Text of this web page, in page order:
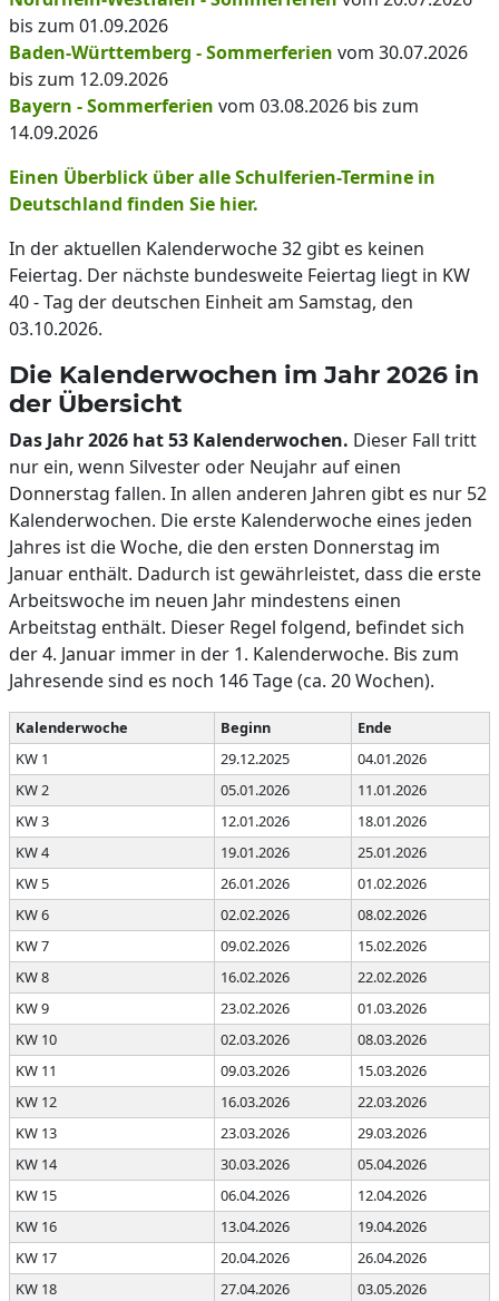
bis zum 01.09.2026
Baden-Württemberg - Sommerferien vom 30.07.2026
bis zum 12.09.2026
Bayern - Sommerferien vom 03.08.2026 bis zum
14.09.2026
Einen Überblick über alle Schulferien-Termine in
Deutschland finden Sie hier.
In der aktuellen Kalenderwoche 32 gibt es keinen
Feiertag. Der nächste bundesweite Feiertag liegt in KW
40 - Tag der deutschen Einheit am Samstag, den
03.10.2026.
Die Kalenderwochen im Jahr 2026 in
der Übersicht
Das Jahr 2026 hat 53 Kalenderwochen. Dieser Fall tritt
nur ein, wenn Silvester oder Neujahr auf einen
Donnerstag fallen. In allen anderen Jahren gibt es nur 52
Kalenderwochen. Die erste Kalenderwoche eines jeden
Jahres ist die Woche, die den ersten Donnerstag im
Januar enthält. Dadurch ist gewährleistet, dass die erste
Arbeitswoche im neuen Jahr mindestens einen
Arbeitstag enthält. Dieser Regel folgend, befindet sich
der 4. Januar immer in der 1. Kalenderwoche. Bis zum
Jahresende sind es noch 146 Tage (ca. 20 Wochen).
Kalenderwoche Beginn
Ende
KW 1
29.12.2025
04.01.2026
KW 2
05.01.2026
11.01.2026
KW 3
12.01.2026
18.01.2026
KW 4
19.01.2026
25.01.2026
KW 5
26.01.2026
01.02.2026
KW 6
02.02.2026
08.02.2026
KW 7
09.02.2026
15.02.2026
KW 8
16.02.2026
22.02.2026
KW 9
23.02.2026
01.03.2026
KW 10
02.03.2026
08.03.2026
KW 11
09.03.2026
15.03.2026
KW 12
16.03.2026
22.03.2026
KW 13
23.03.2026
29.03.2026
KW 14
30.03.2026
05.04.2026
KW 15
06.04.2026
12.04.2026
KW 16
13.04.2026
19.04.2026
KW 17
20.04.2026
26.04.2026
KW 18
27.04.2026 03.05.2026